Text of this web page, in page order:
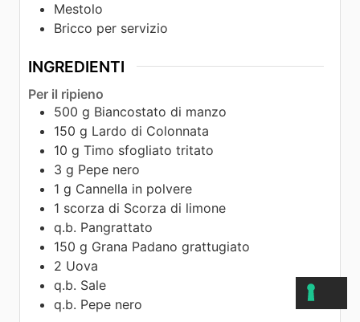
Mestolo
Bricco per servizio
INGREDIENTI
Per il ripieno
500 g Biancostato di manzo
150 g Lardo di Colonnata
10 g Timo sfogliato tritato
3 g Pepe nero
1 g Cannella in polvere
1 scorza di Scorza di limone
q.b. Pangrattato
150 g Grana Padano grattugiato
2 Uova
q.b. Sale
q.b. Pepe nero